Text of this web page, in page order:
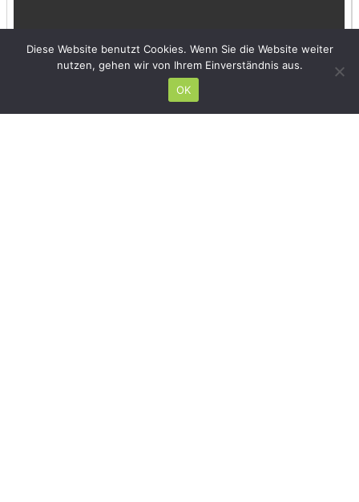
Diese Website benutzt Cookies. Wenn Sie die Website weiter
nutzen, gehen wir von Ihrem Einverständnis aus.
OK